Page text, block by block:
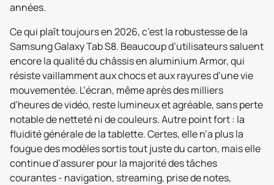
années.
Ce qui plaît toujours en 2026, c’est la robustesse de la
Samsung Galaxy Tab S8. Beaucoup d’utilisateurs saluent
encore la qualité du châssis en aluminium Armor, qui
résiste vaillamment aux chocs et aux rayures d’une vie
mouvementée. L’écran, même après des milliers
d’heures de vidéo, reste lumineux et agréable, sans perte
notable de netteté ni de couleurs. Autre point fort : la
fluidité générale de la tablette. Certes, elle n’a plus la
fougue des modèles sortis tout juste du carton, mais elle
continue d’assurer pour la majorité des tâches
courantes - navigation, streaming, prise de notes,